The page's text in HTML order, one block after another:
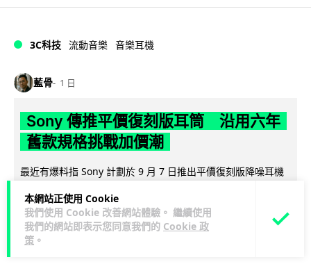
本網站正使用 Cookie
我們使用 Cookie 改善網站體驗。 繼續使用
我們的網站即表示您同意我們的 Cookie 政
策 。
3C科技 流動音樂 音樂耳機
藍骨 1 日
Sony 傳推平價復刻版耳筒 沿用六年
舊款規格挑戰加價潮
最近有爆料指 Sony 計劃於 9 月 7 日推出平價復刻版降噪耳機
全文
24 9 分享